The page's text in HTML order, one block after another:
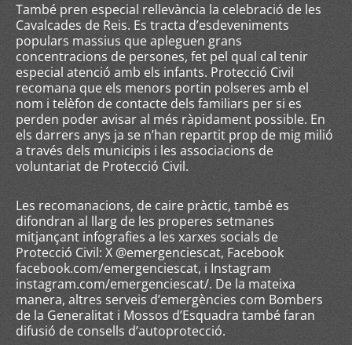
També pren especial rellevància la celebració de les
Cavalcades de Reis. Es tracta d’esdeveniments
populars massius que apleguen grans
concentracions de persones, fet pel qual cal tenir
especial atenció amb els infants. Protecció Civil
recomana que els menors portin polseres amb el
nom i telèfon de contacte dels familiars per si es
perden poder avisar al més ràpidament possible. En
els darrers anys ja se n’han repartit prop de mig milió
a través dels municipis i les associacions de
voluntariat de Protecció Civil.
Les recomanacions, de caire pràctic, també es
difondran al llarg de les properes setmanes
mitjançant infografies a les xarxes socials de
Protecció Civil: X @emergenciescat, Facebook
facebook.com/emergenciescat, i Instagram
instagram.com/emergenciescat/. De la mateixa
manera, altres serveis d’emergències com Bombers
de la Generalitat i Mossos d’Esquadra també faran
difusió de consells d’autoprotecció.